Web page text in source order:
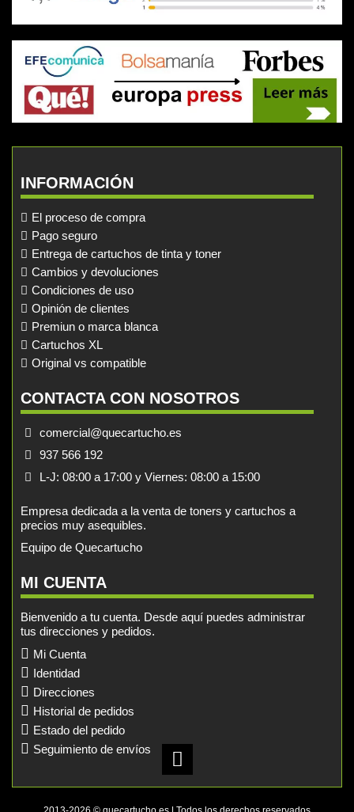
INFORMACIÓN
El proceso de compra
Pago seguro
Entrega de cartuchos de tinta y toner
Cambios y devoluciones
Condiciones de uso
Opinión de clientes
Premiun o marca blanca
Cartuchos XL
Original vs compatible
CONTACTA CON NOSOTROS
comercial@quecartucho.es
937 566 192
L-J: 08:00 a 17:00 y Viernes: 08:00 a 15:00
Empresa dedicada a la venta de toners y cartuchos a
precios muy asequibles.
Equipo de Quecartucho
MI CUENTA
Bienvenido a tu cuenta. Desde aquí puedes administrar
tus direcciones y pedidos.
Mi Cuenta
Identidad
Direcciones
Historial de pedidos
Estado del pedido
Seguimiento de envíos